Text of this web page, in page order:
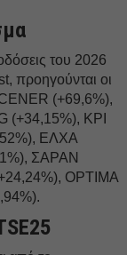
του 2026
προηγούνται οι
(+69,6%),
(+34,15%), ΚΡΙ
ΕΛΧΑ
ΣΑΡΑΝ
OPTIMA